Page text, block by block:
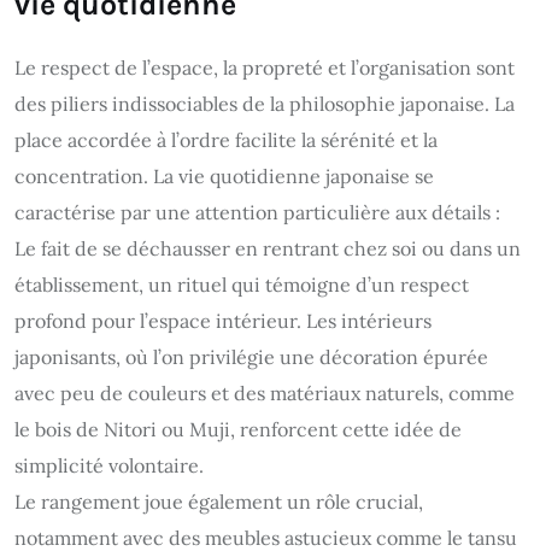
Le respect de l’espace, la propreté et l’organisation sont
des piliers indissociables de la philosophie japonaise. La
place accordée à l’ordre facilite la sérénité et la
concentration. La vie quotidienne japonaise se
caractérise par une attention particulière aux détails :
Le fait de se déchausser en rentrant chez soi ou dans un
établissement, un rituel qui témoigne d’un respect
profond pour l’espace intérieur. Les intérieurs
japonisants, où l’on privilégie une décoration épurée
avec peu de couleurs et des matériaux naturels, comme
le bois de Nitori ou Muji, renforcent cette idée de
simplicité volontaire.
Le rangement joue également un rôle crucial,
notamment avec des meubles astucieux comme le tansu